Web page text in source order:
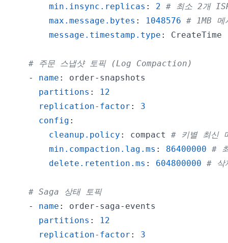
min.insync.replicas : 2 # 최소 2개
max.message.bytes : 1048576 # 1MB 메
message.timestamp.type :
# 주문 스냅샷 토픽 (Log Compaction)
-
name : order-
partitions :
12
replication-factor :
3
config :
cleanup.policy : compact # 키별 최신
min.compaction.lag.ms : 86400000 #
delete.retention.ms : 604800000 # 삭
# Saga 상태 토픽
-
name : order- saga-
partitions :
12
replication-factor :
3